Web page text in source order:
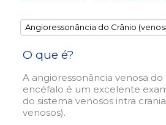
O que é?
A angioressonância venosa
encéfalo é um excelente
do sistema venosos intra
venosos).